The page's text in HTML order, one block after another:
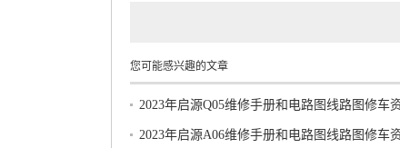
您可能感兴趣的文章
2023年启源Q05维修手册和电路图线路图修车
2023年启源A06维修手册和电路图线路图修车